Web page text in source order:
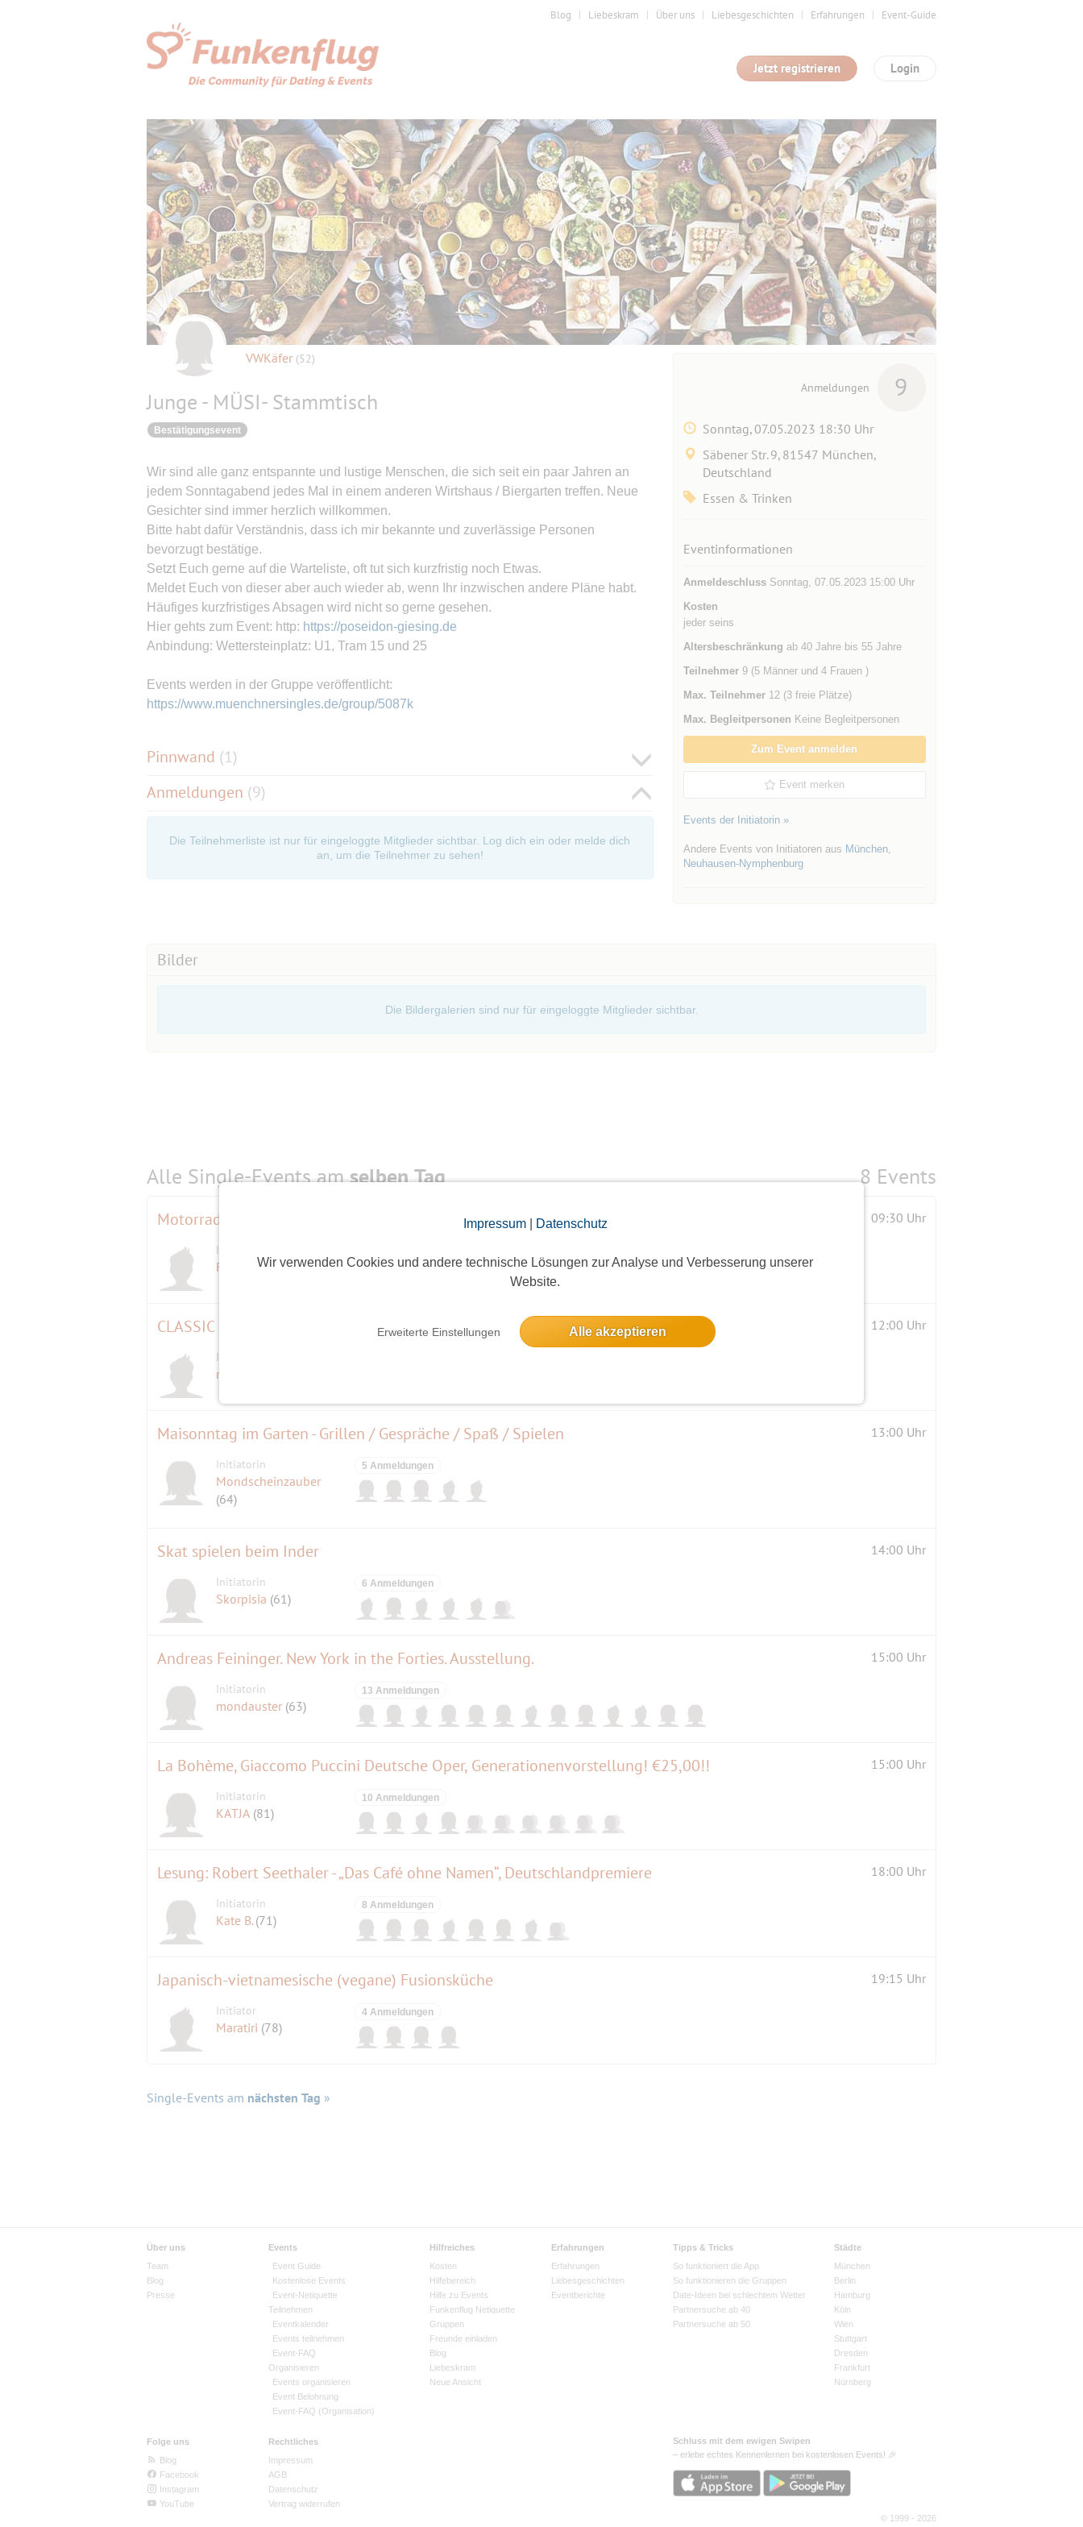
Impressum| Datenschutz
Wir verwenden Cookies und andere technische Lösungen zur Analyse und Verbesserung unserer
Website.
Erweiterte Einstellungen Alle akzeptieren
Blog Liebeskram Über uns Liebesgeschichten Erfahrungen Event-Guide
Login
Jetzt registrieren
VWKäfer (52)
Junge - MÜSI- Stammtisch
Bestätigungsevent
Wir sind alle ganz entspannte und lustige Menschen, die sich seit ein paar Jahren an
jedem Sonntagabend jedes Mal in einem anderen Wirtshaus / Biergarten treffen. Neue
Gesichter sind immer herzlich willkommen.
Bitte habt dafür Verständnis, dass ich mir bekannte und zuverlässige Personen
bevorzugt bestätige.
Setzt Euch gerne auf die Warteliste, oft tut sich kurzfristig noch Etwas.
Meldet Euch von dieser aber auch wieder ab, wenn Ihr inzwischen andere Pläne habt.
Häufiges kurzfristiges Absagen wird nicht so gerne gesehen.
Hier gehts zum Event: http: https://poseidon-giesing.de
Anbindung: Wettersteinplatz: U1, Tram 15 und 25
Events werden in der Gruppe veröffentlicht:
https://www.muenchnersingles.de/group/5087k
Pinnwand (1)
Anmeldungen (9)
Die Teilnehmerliste ist nur für eingeloggte Mitglieder sichtbar. Log dich ein oder melde dich
an, um die Teilnehmer zu sehen!
Anmeldungen 9
Sonntag, 07.05.2023 18:30 Uhr
Säbener Str. 9, 81547 München,
Deutschland
Essen & Trinken
Eventinformationen
AnmeldeschlussSonntag, 07.05.2023 15:00 Uhr
Kosten
jeder seins
Altersbeschränkung ab 40 Jahre bis 55 Jahre
Teilnehmer9 (5 Männer und 4 Frauen )
Max. Teilnehmer12 (3 freie Plätze)
Max. Begleitpersonen Keine Begleitpersonen
Zum Event anmelden
Event merken
Events der Initiatorin »
Andere Events von Initiatoren aus München,
Neuhausen-Nymphenburg
Bilder
Die Bildergalerien sind nur für eingeloggte Mitglieder sichtbar.
Alle Single-Events amselben Tag 8 Events
Motorrad-Tagestour 09:30 Uhr
Initiator
Rene (64) Dieses Event hatte keine Anmeldungen
CLASSIC DAYS BERLIN 2023 auf dem Kurfürstendamm (Oldtimer - Ausstellung) 12:00 Uhr
Initiator
roxirider
Maisonntag im Garten - Grillen / Gespräche / Spaß / Spielen 13:00 Uhr
Initiatorin
Mondscheinzauber
(64)
5 Anmeldungen
Skat spielen beim Inder 14:00 Uhr
Initiatorin
Skorpisia (61)
6 Anmeldungen
Andreas Feininger. New York in the Forties. Ausstellung. 15:00 Uhr
Initiatorin
mondauster (63)
13 Anmeldungen
La Bohème, Giaccomo Puccini Deutsche Oper, Generationenvorstellung! €25,00!! 15:00 Uhr
Initiatorin
KATJA (81)
10 Anmeldungen
Lesung: Robert Seethaler - „Das Café ohne Namen“, Deutschlandpremiere 18:00 Uhr
Initiatorin
Kate B.(71)
8 Anmeldungen
Japanisch-vietnamesische (vegane) Fusionsküche 19:15 Uhr
Initiator
Maratiri (78)
4 Anmeldungen
Single-Events am nächsten Tag »
Über uns
Team
Blog
Presse
Events
Event Guide
Kostenlose Events
Event-Netiquette
Teilnehmen
Eventkalender
Events teilnehmen
Event-FAQ
Organisieren
Events organisieren
Event Belohnung
Event-FAQ (Organisation)
Hilfreiches
Kosten
Hilfebereich
Hilfe zu Events
Funkenflug Netiquette
Gruppen
Freunde einladen
Blog
Liebeskram
Neue Ansicht
Erfahrungen
Erfahrungen
Liebesgeschichten
Eventberichte
Tipps & Tricks
So funktioniert die App
So funktionieren die Gruppen
Date-Ideen bei schlechtem Wetter
Partnersuche ab 40
Partnersuche ab 50
Städte
München
Berlin
Hamburg
Köln
Wien
Stuttgart
Dresden
Frankfurt
Nürnberg
Folge uns
Blog
Facebook
Instagram
YouTube
Rechtliches
Impressum
AGB
Datenschutz
Vertrag widerrufen
Schluss mit dem ewigen Swipen
– erlebe echtes Kennenlernen bei kostenlosen Events! 🎉
© 1999 - 2026